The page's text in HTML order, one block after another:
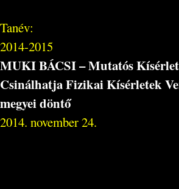
Tanév:
2014-2015
MUKI BÁCSI – Mutatós
Csinálhatja Fizikai Kísérletek
megyei döntő
2014. november 24.